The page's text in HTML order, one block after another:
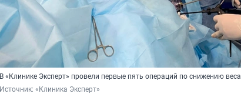
В «Клинике Эксперт» провели первые пять операций по снижению веса
Источник: «Клиника Эксперт»